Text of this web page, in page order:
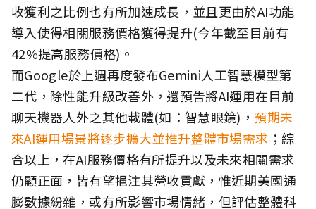
收獲利之比例也有所加速成長，並且更由於AI功能
導入使得相關服務價格獲得提升(今年截至目前有
42%提高服務價格)。
而Google於上週再度發布Gemini人工智慧模型第
二代，除性能升級改善外，還預告將AI運用在目前
聊天機器人外之其他載體(如：智慧眼鏡)， 預期未
來AI運用場景將逐步擴大並推升整體市場需求 ；綜
合以上，在AI服務價格有所提升以及未來相關需求
仍顯正面，皆有望挹注其營收貢獻，惟近期美國通
膨數據紛雜，或有所影響市場情緒，但評估整體科